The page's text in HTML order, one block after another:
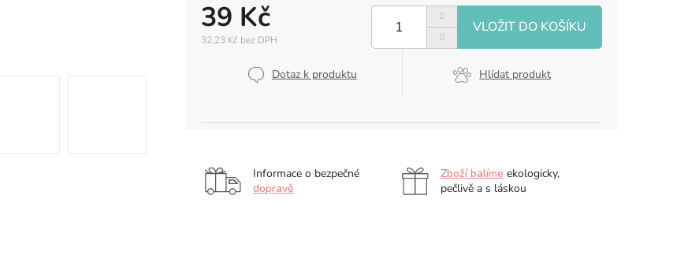
39 Kč
32,23 Kč bez DPH
Dotaz k produktu Hlídat produkt
Informace o bezpečné
dopravě
Zboží balíme ekologicky,
pečlivě a s láskou